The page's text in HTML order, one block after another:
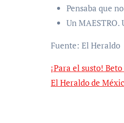
Pensaba que
Un
Fuente: El Heraldo
¡Para el susto!
El Heraldo de